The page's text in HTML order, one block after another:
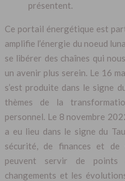
présentent.
Ce portail énergétique est
amplifie l’énergie du noeud
se libérer des chaînes qui
un avenir plus serein. Le 16
s’est produite dans le signe
thèmes de la
personnel. Le 8 novembre
a eu lieu dans le signe du
sécurité, de finances et de
peuvent servir de
changements et les